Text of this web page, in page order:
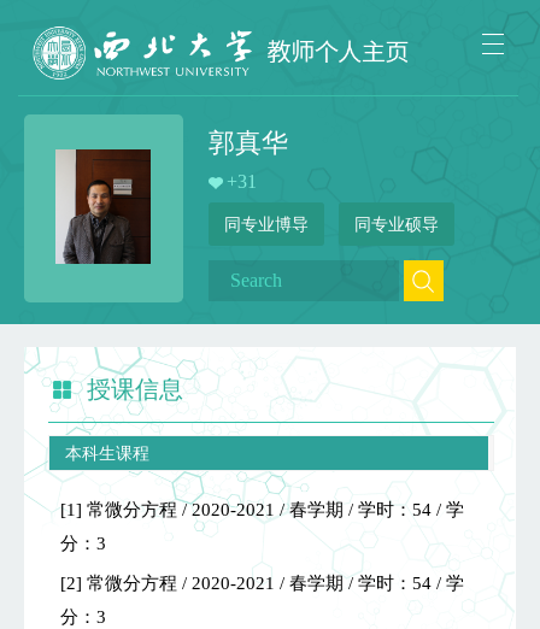
郭真华
+31
同专业博导 同专业硕导
授课信息
本科生课程
[1] 常微分方程 / 2020-2021 / 春学期 / 学时：54 / 学
分：3
[2] 常微分方程 / 2020-2021 / 春学期 / 学时：54 / 学
分：3